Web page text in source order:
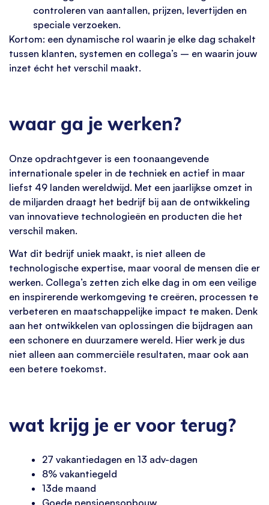
controleren van aantallen, prijzen, levertijden en
speciale verzoeken.
Kortom: een dynamische rol waarin je elke dag schakelt
tussen klanten, systemen en collega’s – en waarin jouw
inzet écht het verschil maakt.
waar ga je werken?
Onze opdrachtgever is een toonaangevende
internationale speler in de techniek en actief in maar
liefst 49 landen wereldwijd. Met een jaarlijkse omzet in
de miljarden draagt het bedrijf bij aan de ontwikkeling
van innovatieve technologieën en producten die het
verschil maken.
Wat dit bedrijf uniek maakt, is niet alleen de
technologische expertise, maar vooral de mensen die er
werken. Collega’s zetten zich elke dag in om een veilige
en inspirerende werkomgeving te creëren, processen te
verbeteren en maatschappelijke impact te maken. Denk
aan het ontwikkelen van oplossingen die bijdragen aan
een schonere en duurzamere wereld. Hier werk je dus
niet alleen aan commerciële resultaten, maar ook aan
een betere toekomst.
wat krijg je er voor terug?
27 vakantiedagen en 13 adv-dagen
8% vakantiegeld
13de maand